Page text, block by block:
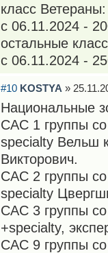
класс Ветераны:
с 06.11.2024 -
остальные
с 06.11.2024 -
#10 KOSTYA »
Национальные
САС 1 группы
specialty Вельш
Викторович.
САС 2 группы
specialty
САС 3 группы
+specialty,
САС 9 группы